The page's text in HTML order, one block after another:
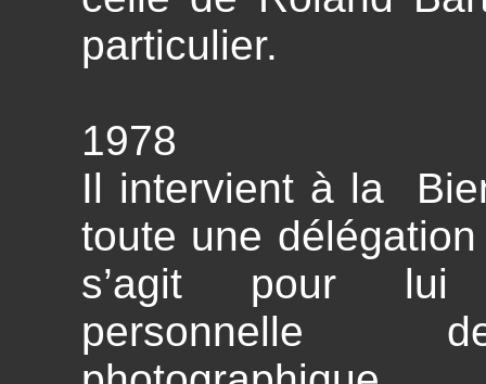
particulier.
1978
Il intervient à la
toute une
s’agit pour lui
personnelle